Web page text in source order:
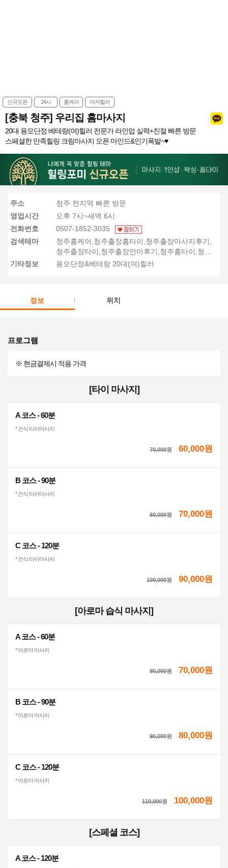
신규오픈 24시 홈케어 여자힐러
[충북 청주] 우리집 홈마사지
20대 용모단정 베테랑(여)힐러 전문가 라인업 실력+친절 빠른 방문
스페셜한 만족힐링 크림마사지 오픈 마인드&인기폭발~♥
주소
청주 전지역 빠른 방문
영업시간
오후 7시~새벽 6시
전화번호
0507-1852-3035
검색테마
청주홈케어,청주출장홈타이,청주출장마사지후기,
청주출장타이,청주출장안마후기,청주홈타이,청주
스웨디시후기,청주1인샵
기타정보 용모단정&베테랑 20대(여)힐러
정보 위치
프로그램
※ 현금결제시 적용 가격
[타이 마사지]
A 코스 - 60분
* 건식 타이마사지
70,000원 60,000원
B 코스 - 90분
* 건식 타이마사지
80,000원 70,000원
C 코스 - 120분
* 건식 타이마사지
100,000원 90,000원
[아로마 습식 마사지]
A 코스 - 60분
* 아로마 마사지
80,000원 70,000원
B 코스 - 90분
* 아로마 마사지
90,000원 80,000원
C 코스 - 120분
* 아로마 마사지
110,000원 100,000원
[스페셜 코스]
A 코스 - 120분